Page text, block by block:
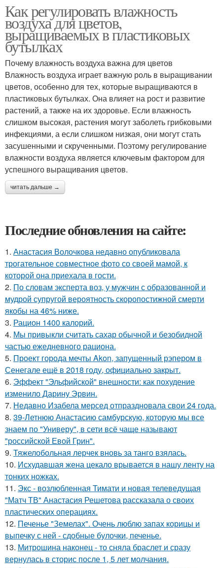
Как регулировать влажность
воздуха для цветов,
выращиваемых в пластиковых
бутылках
Почему влажность воздуха важна для цветов
Влажность воздуха играет важную роль в выращивании
цветов, особенно для тех, которые выращиваются в
пластиковых бутылках. Она влияет на рост и развитие
растений, а также на их здоровье. Если влажность
слишком высокая, растения могут заболеть грибковыми
инфекциями, а если слишком низкая, они могут стать
засушенными и скрученными. Поэтому регулирование
влажности воздуха является ключевым фактором для
успешного выращивания цветов.
читать дальше →
Последние обновления на сайте:
1. Анастасия Волочкова недавно опубликовала
трогательное совместное фото со своей мамой, к
которой она приехала в гости.
2. По словам эксперта воз, у мужчин с образованной и
мудрой супругой вероятность скоропостижной смерти
якобы на 46% ниже.
3. Рацион 1400 калорий.
4. Мы привыкли считать сахар обычной и безобидной
частью ежедневного рациона.
5. Проект города мечты Akon, запущенный рэпером в
Сенегале ещё в 2018 году, официально закрыт.
6. Эффект "Эльфийской" внешности: как похудение
изменило Дарину Эрвин.
7. Недавно Изабела мерсед отпраздновала свои 24 года.
8. 39-Летнюю Анастасию самбурскую, которую мы все
знаем по "Универу", в сети всё чаще называют
"российской Евой Грин".
9. Тяжелобольная лерчек вновь за танго взялась.
10. Исхудавшая жена цекало врывается в нашу ленту на
тонких ножках.
11. Экс - возлюбленная Тимати и новая телеведущая
"Матч ТВ" Анастасия Решетова рассказала о своих
пластических операциях.
12. Печенье "Земелах". Очень люблю запах корицы и
выпечку с ней - сдобные булочки, печенье.
13. Митрошина наконец - то сняла браслет и сразу
вернулась в сторис после 1, 5 лет молчания.